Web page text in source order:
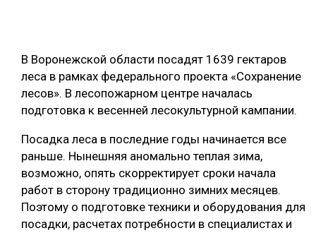
ЦИФРОВАЯ СРЕДА
БИОЭНЕРГЕТИКА
ЛЕСОВОССТАНОВЛЕНИЕ И ЗАЩИТА
ЛОГИСТИКА
ПРОИЗВОДСТВО ДРЕВЕСНЫХ ПЛИТ
ЦБП
КОМПЛЕКСНАЯ ПЕРЕРАБОТКА
РУБРИКИ
ТЕМАТИЧЕСКИЕ ПРОЕКТЫ
ПОДБОРКИ СТАТЕЙ
В Воронежской области посадят 1639 гектаров
леса в рамках федерального проекта «Сохранение
лесов». В лесопожарном центре началась
подготовка к весенней лесокультурной кампании.
Посадка леса в последние годы начинается все
раньше. Нынешняя аномально теплая зима,
возможно, опять скорректирует сроки начала
работ в сторону традиционно зимних месяцев.
Поэтому о подготовке техники и оборудования для
посадки, расчетах потребности в специалистах и